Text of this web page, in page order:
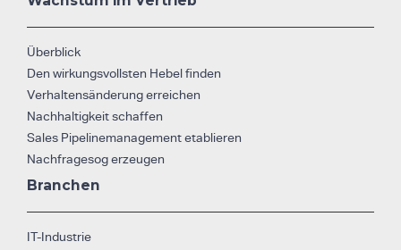
Überblick
Den wirkungsvollsten Hebel finden
Verhaltensänderung erreichen
Nachhaltigkeit schaffen
Sales Pipelinemanagement etablieren
Nachfragesog erzeugen
Branchen
IT-Industrie